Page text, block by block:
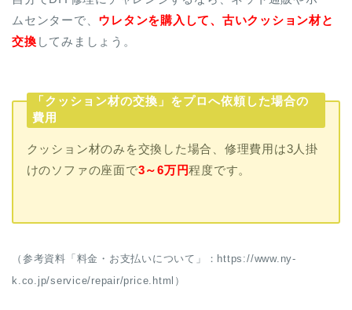
ムセンターで、 ウレタンを購入して、古いクッション材と
交換 してみましょう。
「クッション材の交換」をプロへ依頼した場合の
費用
クッション材のみを交換した場合、修理費用は3人掛
けのソファの座面で3～6万円程度です。
（参考資料「料金・お支払いについて」：https://www.ny-
k.co.jp/service/repair/price.html）